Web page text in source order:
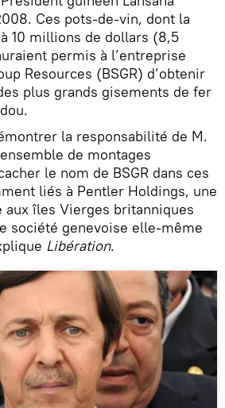
Ces pots-de-vin, dont la
10 millions de dollars (8,5
permis à l’entreprise
Resources (BSGR) d’obtenir
plus grands gisements de fer
la responsabilité de M.
de montages
le nom de BSGR dans ces
liés à Pentler Holdings, une
îles Vierges britanniques
société genevoise elle-même
Libération.